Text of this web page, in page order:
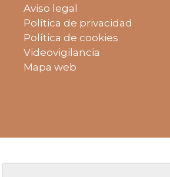
Aviso legal
Política de privacidad
Política de cookies
Videovigilancia
Mapa web